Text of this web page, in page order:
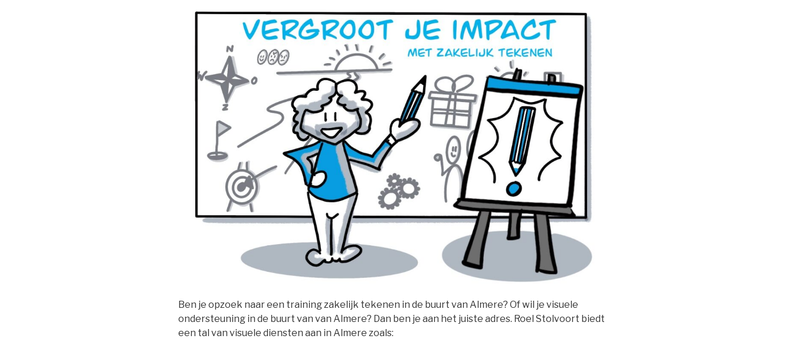
Ben je opzoek naar een training zakelijk tekenen in de buurt van Almere? Of wil je visuele
ondersteuning in de buurt van van Almere? Dan ben je aan het juiste adres. Roel Stolvoort biedt
een tal van visuele diensten aan in Almere zoals: